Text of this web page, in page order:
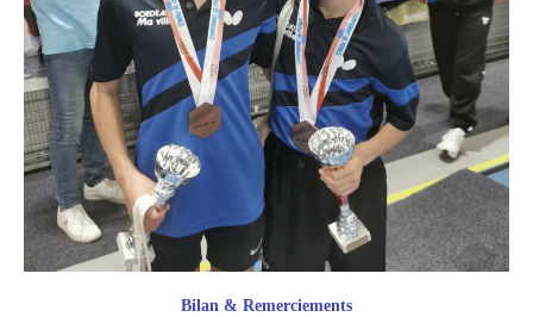
Bilan & Remerciements